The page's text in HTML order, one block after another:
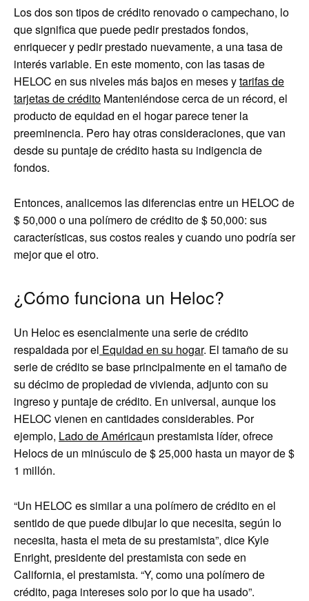
Los dos son tipos de crédito renovado o campechano, lo
que significa que puede pedir prestados fondos,
enriquecer y pedir prestado nuevamente, a una tasa de
interés variable. En este momento, con las tasas de
HELOC en sus niveles más bajos en meses ytarifas de
tarjetas de crédito Manteniéndose cerca de un récord, el
producto de equidad en el hogar parece tener la
preeminencia. Pero hay otras consideraciones, que van
desde su puntaje de crédito hasta su indigencia de
fondos.
Entonces, analicemos las diferencias entre un HELOC de
$ 50,000 o una polímero de crédito de $ 50,000: sus
características, sus costos reales y cuando uno podría ser
mejor que el otro.
¿Cómo funciona un Heloc?
Un Heloc es esencialmente una serie de crédito
respaldada por el Equidad en su hogar. El tamaño de su
serie de crédito se base principalmente en el tamaño de
su décimo de propiedad de vivienda, adjunto con su
ingreso y puntaje de crédito. En universal, aunque los
HELOC vienen en cantidades considerables. Por
ejemplo, Lado de Américaun prestamista líder, ofrece
Helocs de un minúsculo de $ 25,000 hasta un mayor de $
1 millón.
“Un HELOC es similar a una polímero de crédito en el
sentido de que puede dibujar lo que necesita, según lo
necesita, hasta el meta de su prestamista”, dice Kyle
Enright, presidente del prestamista con sede en
California, el prestamista. “Y, como una polímero de
crédito, paga intereses solo por lo que ha usado”.